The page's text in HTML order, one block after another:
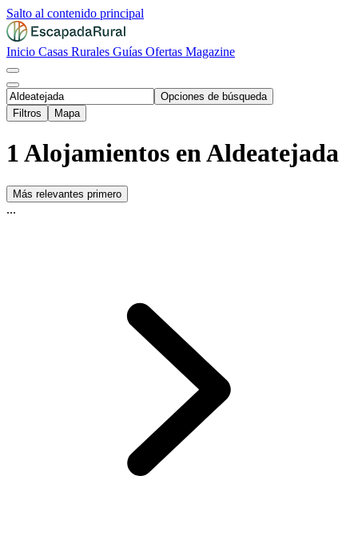
Salto al contenido principal
Inicio Casas Rurales Guías Ofertas Magazine
Opciones de búsqueda
Filtros
Mapa
1 Alojamientos en Aldeatejada
Más relevantes primero
...